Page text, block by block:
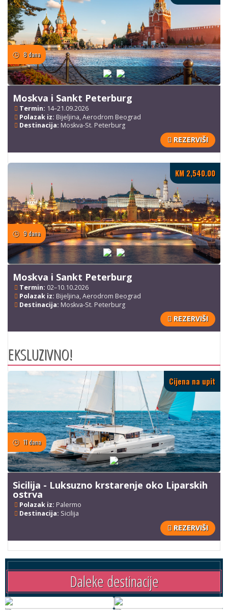
Moskva i Sankt Peterburg
Termin: 14–21.09.2026
Polazak iz: Bijeljina, Aerodrom Beograd
Destinacija: Moskva-St. Peterburg
8 dana
REZERVIŠI
Moskva i Sankt Peterburg
Termin: 02–10.10.2026
Polazak iz: Bijeljina, Aerodrom Beograd
Destinacija: Moskva-St. Peterburg
9 dana
KM 2,540.00
REZERVIŠI
EKSLUZIVNO!
Sicilija - Luksuzno krstarenje oko Liparskih
ostrva
Polazak iz: Palermo
Destinacija: Sicilija
11 dana
Cijena na upit
REZERVIŠI
Daleke destinacije